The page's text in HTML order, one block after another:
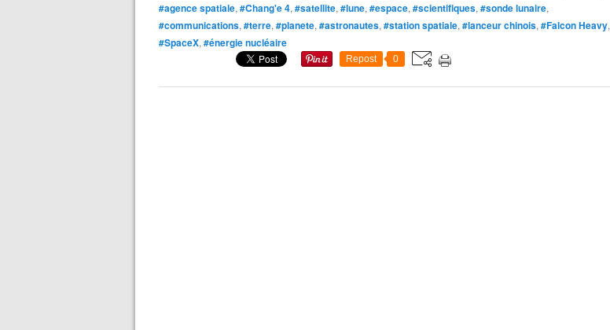
#agence spatiale, #Chang'e 4, #satellite, #lune, #espace, #scientifiques, #sonde lunaire,
#communications, #terre, #planete, #astronautes, #station spatiale, #lanceur chinois, #Falcon Heavy,
#SpaceX, #énergie nucléaire
Repost 0